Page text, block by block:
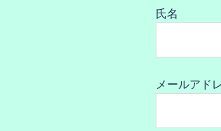
氏名
メールアド